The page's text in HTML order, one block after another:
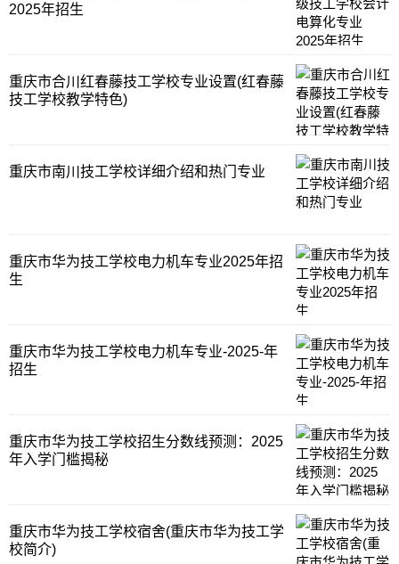
2025年招生
重庆市合川红春藤技工学校专业设置(红春藤
技工学校教学特色)
重庆市南川技工学校详细介绍和热门专业
重庆市华为技工学校电力机车专业2025年招
生
重庆市华为技工学校电力机车专业-2025-年
招生
重庆市华为技工学校招生分数线预测：2025
年入学门槛揭秘
重庆市华为技工学校宿舍(重庆市华为技工学
校简介)